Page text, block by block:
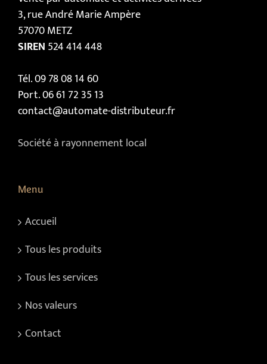
3, rue André Marie Ampère
57070 METZ
SIREN 524 414 448
Tél. 09 78 08 14 60
Port. 06 61 72 35 13
contact@automate-distributeur.fr
Société à rayonnement local
Menu
Accueil
Tous les produits
Tous les services
Nos valeurs
Contact